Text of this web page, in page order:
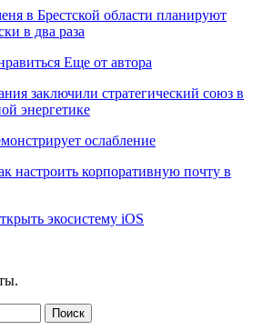
в Брестской области планируют
в два раза
Еще от автора
заключили стратегический союз в
энергетике
ослабление
настроить корпоративную почту в
экосистему iOS